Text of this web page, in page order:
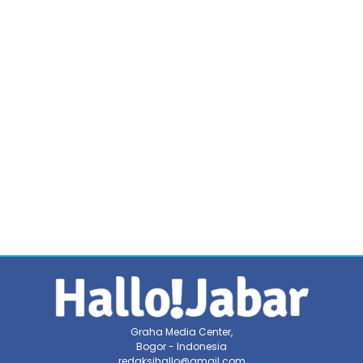
Graha Media Center,
Bogor - Indonesia